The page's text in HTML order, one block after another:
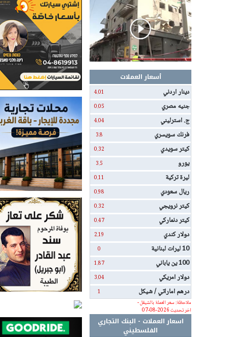
أسعار العملات
دينار اردني
4.01
جنيه مصري 0.05
ج. استرليني 4.04
فرنك سويسري 3.8
كيتر سويدي 0.32
يورو 3.5
ليرة تركية 0.11
ريال سعودي 0.98
كيتر نرويجي 0.32
كيتر دنماركي 0.47
دولار كندي 2.19
10 ليرات لبنانية 0
100 ين ياباني 1.87
دولار امريكي 3.04
درهم اماراتي / شيكل
1
ملاحظة: سعر العملة بالشيقل -
اخر تحديث 2026-08-07
اسعار العملات - البنك التجاري
الفلسطيني